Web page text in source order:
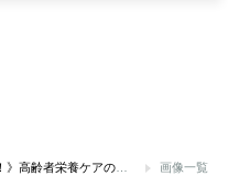
《上手な手抜きも！》高齢者栄養ケアの第一人者が現場で見てきた「長生きする人が実践している食べ方の工夫」 画像一覧